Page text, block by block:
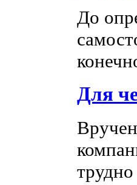
До
Для